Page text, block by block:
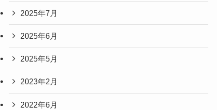
2025年7月
2025年6月
2025年5月
2023年2月
2022年6月